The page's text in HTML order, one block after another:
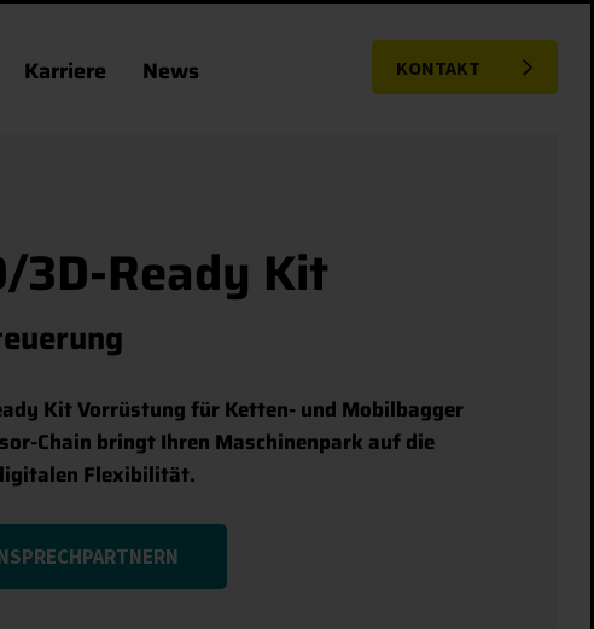
Karriere News KONTAKT
3D-Ready Kit
Kit Vorrüstung für Ketten- und Mobilbagger
Chain bringt Ihren Maschinenpark auf die
Flexibilität.